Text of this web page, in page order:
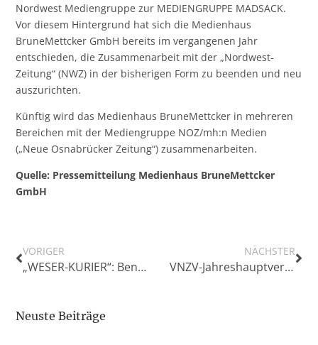
Nordwest Mediengruppe zur MEDIENGRUPPE MADSACK.
Vor diesem Hintergrund hat sich die Medienhaus
BruneMettcker GmbH bereits im vergangenen Jahr
entschieden, die Zusammenarbeit mit der „Nordwest-
Zeitung“ (NWZ) in der bisherigen Form zu beenden und neu
auszurichten.
Künftig wird das Medienhaus BruneMettcker in mehreren
Bereichen mit der Mediengruppe NOZ/mh:n Medien
(„Neue Osnabrücker Zeitung“) zusammenarbeiten.
Quelle: Pressemitteilung Medienhaus BruneMettcker
GmbH
VORIGER
„WESER-KURIER“: Benjamin Piel übernimmt Chefredaktion von Silke Hellwig
NÄCHSTER
VNZV-Jahreshauptversammlung in Adendorf – Verband stellt Weichen für die Zukunft
Neuste Beiträge